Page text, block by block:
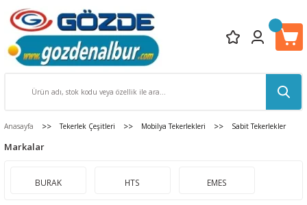
Anasayfa Tekerlek Çeşitleri Mobilya Tekerlekleri Sabit Tekerlekler
Markalar
BURAK HTS EMES